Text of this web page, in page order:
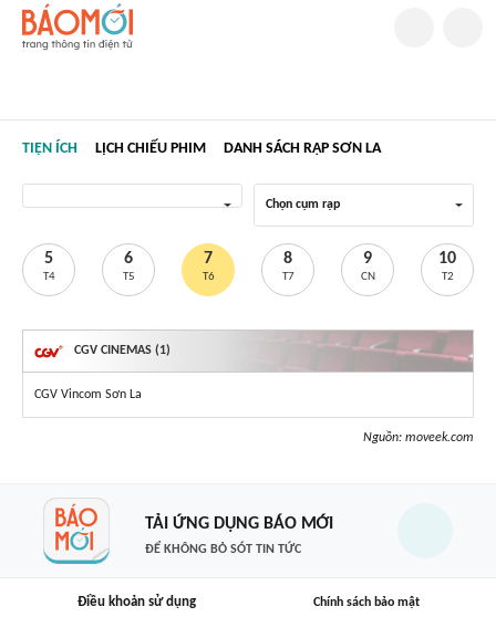
TIỆN ÍCH LỊCH CHIẾU PHIM DANH SÁCH RẠP SƠN LA
Chọn cụm rạp
5
T4
6
T5
7
T6
8
T7
9
CN
10
T2
CGV CINEMAS (1)
CGV Vincom Sơn La
Nguồn: moveek.com
TẢI ỨNG DỤNG BÁO MỚI
ĐỂ KHÔNG BỎ SÓT TIN TỨC
Điều khoản sử dụng Chính sách bảo mật